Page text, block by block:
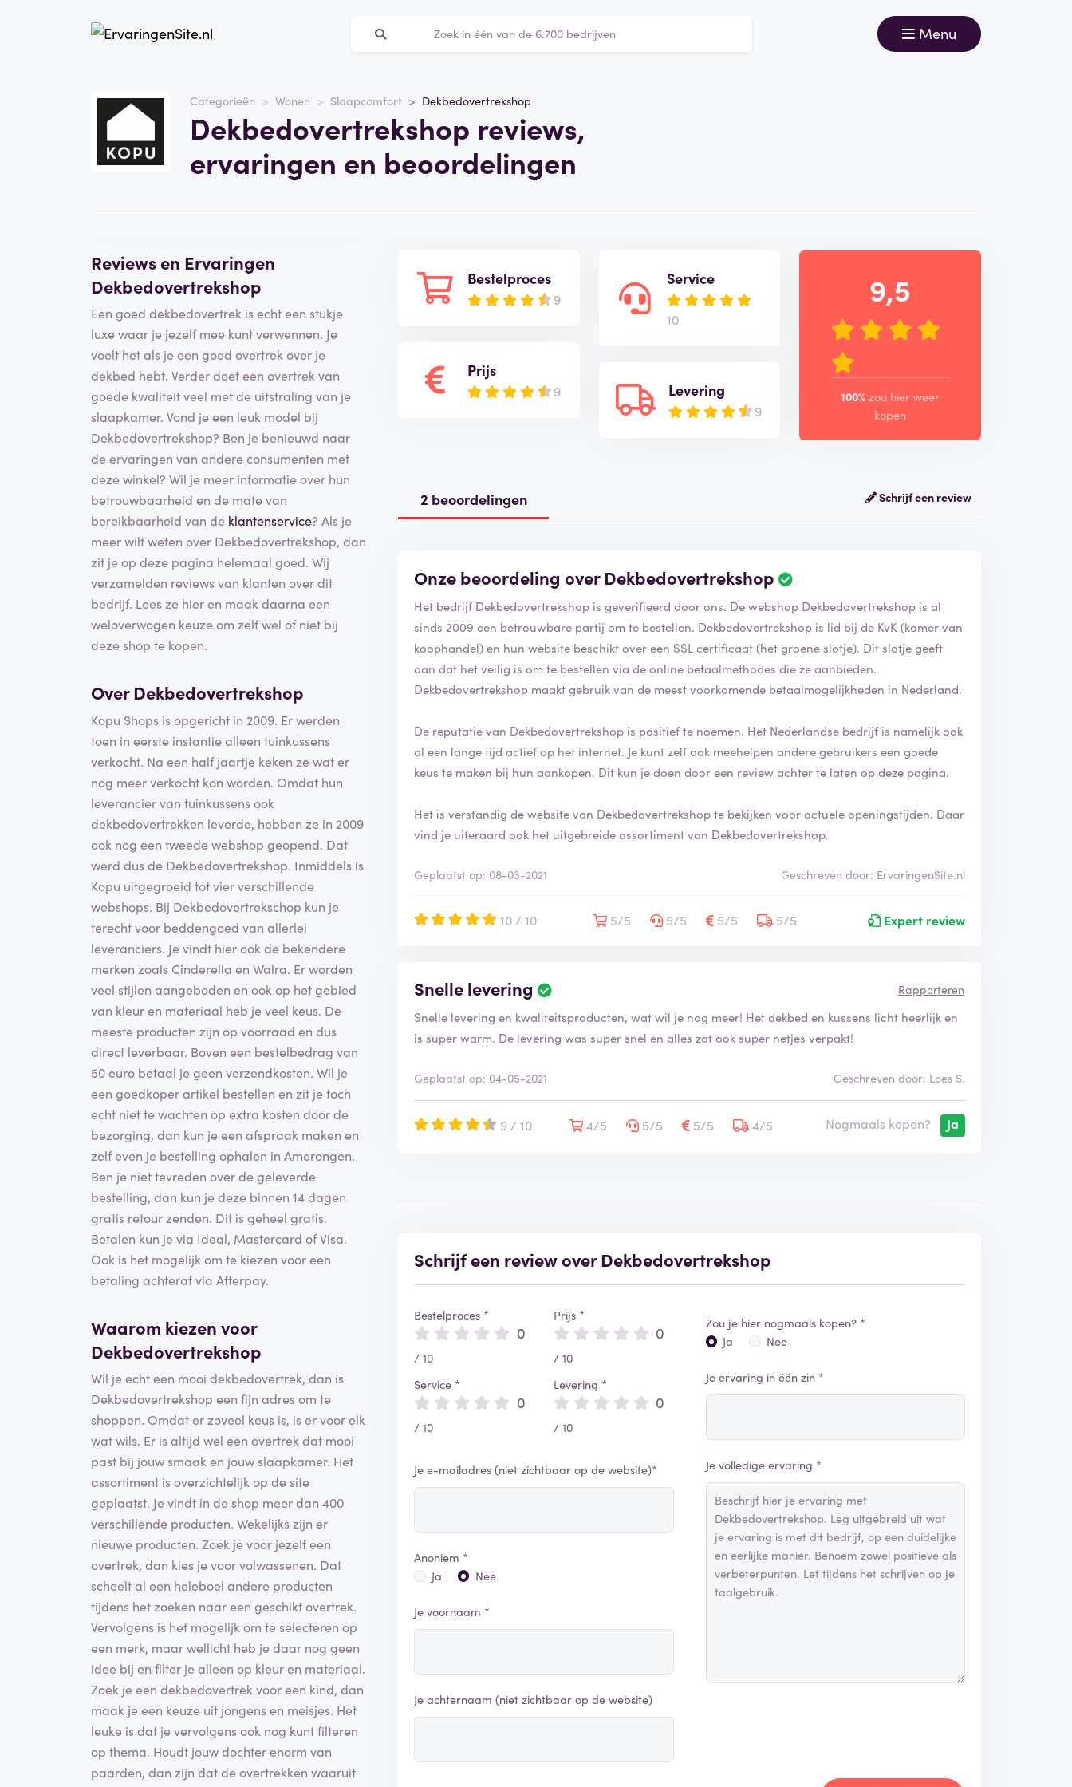
Menu
Categorieën Wonen Slaapcomfort Dekbedovertrekshop
Dekbedovertrekshop reviews,
ervaringen en beoordelingen
Dekbedovertrekshop
Categorie
Wonen
Schrijf een beoordeling
Reviews en Ervaringen
Dekbedovertrekshop
Een goed dekbedovertrek is echt een stukje
luxe waar je jezelf mee kunt verwennen. Je
voelt het als je een goed overtrek over je
dekbed hebt. Verder doet een overtrek van
goede kwaliteit veel met de uitstraling van je
slaapkamer. Vond je een leuk model bij
Dekbedovertrekshop? Ben je benieuwd naar
de ervaringen van andere consumenten met
deze winkel? Wil je meer informatie over hun
betrouwbaarheid en de mate van
bereikbaarheid van de klantenservice? Als je
meer wilt weten over Dekbedovertrekshop, dan
zit je op deze pagina helemaal goed. Wij
verzamelden reviews van klanten over dit
bedrijf. Lees ze hier en maak daarna een
weloverwogen keuze om zelf wel of niet bij
deze shop te kopen.
Over Dekbedovertrekshop
Kopu Shops is opgericht in 2009. Er werden
toen in eerste instantie alleen tuinkussens
verkocht. Na een half jaartje keken ze wat er
nog meer verkocht kon worden. Omdat hun
leverancier van tuinkussens ook
dekbedovertrekken leverde, hebben ze in 2009
ook nog een tweede webshop geopend. Dat
werd dus de Dekbedovertrekshop. Inmiddels is
Kopu uitgegroeid tot vier verschillende
webshops. Bij Dekbedovertrekschop kun je
terecht voor beddengoed van allerlei
leveranciers. Je vindt hier ook de bekendere
merken zoals Cinderella en Walra. Er worden
veel stijlen aangeboden en ook op het gebied
van kleur en materiaal heb je veel keus. De
meeste producten zijn op voorraad en dus
direct leverbaar. Boven een bestelbedrag van
50 euro betaal je geen verzendkosten. Wil je
een goedkoper artikel bestellen en zit je toch
echt niet te wachten op extra kosten door de
bezorging, dan kun je een afspraak maken en
zelf even je bestelling ophalen in Amerongen.
Ben je niet tevreden over de geleverde
bestelling, dan kun je deze binnen 14 dagen
gratis retour zenden. Dit is geheel gratis.
Betalen kun je via Ideal, Mastercard of Visa.
Ook is het mogelijk om te kiezen voor een
betaling achteraf via Afterpay.
Waarom kiezen voor
Dekbedovertrekshop
Wil je echt een mooi dekbedovertrek, dan is
Dekbedovertrekshop een fijn adres om te
shoppen. Omdat er zoveel keus is, is er voor elk
wat wils. Er is altijd wel een overtrek dat mooi
past bij jouw smaak en jouw slaapkamer. Het
assortiment is overzichtelijk op de site
geplaatst. Je vindt in de shop meer dan 400
verschillende producten. Wekelijks zijn er
nieuwe producten. Zoek je voor jezelf een
overtrek, dan kies je voor volwassenen. Dat
scheelt al een heleboel andere producten
tijdens het zoeken naar een geschikt overtrek.
Vervolgens is het mogelijk om te selecteren op
een merk, maar wellicht heb je daar nog geen
idee bij en filter je alleen op kleur en materiaal.
Zoek je een dekbedovertrek voor een kind, dan
maak je een keuze uit jongens en meisjes. Het
leuke is dat je vervolgens ook nog kunt filteren
op thema. Houdt jouw dochter enorm van
paarden, dan zijn dat de overtrekken waaruit
Bestelproces
9
Prijs
9
Service
10
Levering
9
9,5
100% zou hier weer
kopen
2 beoordelingen Schrijf een review
Onze beoordeling over Dekbedovertrekshop
Het bedrijf Dekbedovertrekshop is geverifieerd door ons. De webshop Dekbedovertrekshop is al
sinds 2009 een betrouwbare partij om te bestellen. Dekbedovertrekshop is lid bij de KvK (kamer van
koophandel) en hun website beschikt over een SSL certificaat (het groene slotje). Dit slotje geeft
aan dat het veilig is om te bestellen via de online betaalmethodes die ze aanbieden.
Dekbedovertrekshop maakt gebruik van de meest voorkomende betaalmogelijkheden in Nederland.
De reputatie van Dekbedovertrekshop is positief te noemen. Het Nederlandse bedrijf is namelijk ook
al een lange tijd actief op het internet. Je kunt zelf ook meehelpen andere gebruikers een goede
keus te maken bij hun aankopen. Dit kun je doen door een review achter te laten op deze pagina.
Het is verstandig de website van Dekbedovertrekshop te bekijken voor actuele openingstijden. Daar
vind je uiteraard ook het uitgebreide assortiment van Dekbedovertrekshop.
Geplaatst op: 08-03-2021 Geschreven door: ErvaringenSite.nl
10 / 10 5/5 5/5 5/5 5/5 Expert review
Snelle levering Rapporteren
Snelle levering en kwaliteitsproducten, wat wil je nog meer! Het dekbed en kussens licht heerlijk en
is super warm. De levering was super snel en alles zat ook super netjes verpakt!
Geplaatst op: 04-05-2021 Geschreven door: Loes S.
9 / 10 4/5 5/5 5/5 4/5 Nogmaals kopen? Ja
Schrijf een review over Dekbedovertrekshop
Bestelproces *
0
/ 10
Service *
0
/ 10
Prijs *
0
/ 10
Levering *
0
/ 10
Je e-mailadres (niet zichtbaar op de website)*
Anoniem *
Ja
Nee
Je voornaam *
Je achternaam (niet zichtbaar op de website)
Zou je hier nogmaals kopen? *
Ja
Nee
Je ervaring in één zin *
Je volledige ervaring *